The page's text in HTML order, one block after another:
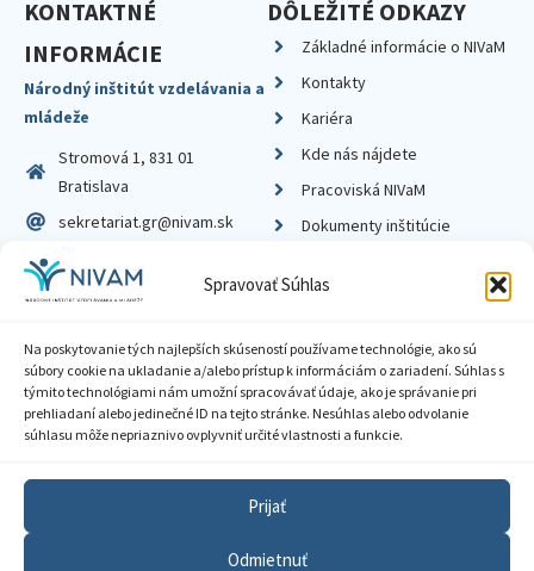
Spravovať Súhlas
Na poskytovanie tých najlepších skúseností používame technológie, ako sú
súbory cookie na ukladanie a/alebo prístup k informáciám o zariadení. Súhlas s
týmito technológiami nám umožní spracovávať údaje, ako je správanie pri
prehliadaní alebo jedinečné ID na tejto stránke. Nesúhlas alebo odvolanie
súhlasu môže nepriaznivo ovplyvniť určité vlastnosti a funkcie.
Prijať
Odmietnuť
KONTAKTNÉ
INFORMÁCIE
Národný inštitút vzdelávania a
mládeže
Stromová 1, 831 01
Bratislava
sekretariat.gr@nivam.sk
IČO: 00164348
DIČ: 2020798714
DÔLEŽITÉ ODKAZY
Základné informácie o NIVaM
Kontakty
Kariéra
Kde nás nájdete
Pracoviská NIVaM
Dokumenty inštitúcie
Zásady ochrany súkromia
Sprístupnenie informácií